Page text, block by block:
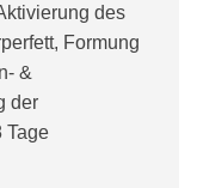
des
Formung
&
der
Tage